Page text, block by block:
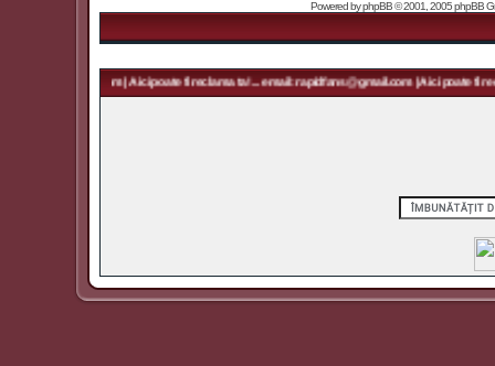
Powered byphpBB© 2001, 2005 phpBB
| Aici poate fi reclama ta! ... email: rapidfans@gmail.com | Aici poate fi